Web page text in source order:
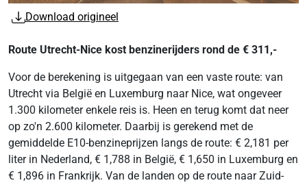
Download origineel
Route Utrecht-Nice kost benzinerijders rond de € 311,-
Voor de berekening is uitgegaan van een vaste route: van
Utrecht via België en Luxemburg naar Nice, wat ongeveer
1.300 kilometer enkele reis is. Heen en terug komt dat neer
op zo'n 2.600 kilometer. Daarbij is gerekend met de
gemiddelde E10-benzineprijzen langs de route: € 2,181 per
liter in Nederland, € 1,788 in België, € 1,650 in Luxemburg en
€ 1,896 in Frankrijk. Van de landen op de route naar Zuid-